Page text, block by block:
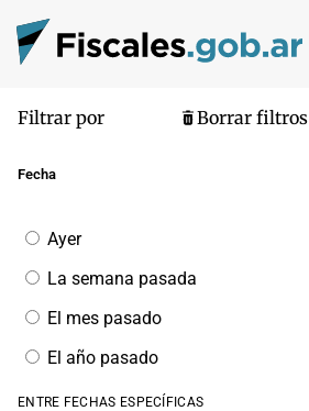
Filtrar por Borrar filtros
Fecha
Filtrar
por
fecha
Ayer
La semana pasada
El mes pasado
El año pasado
ENTRE FECHAS ESPECÍFICAS